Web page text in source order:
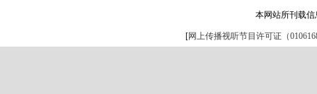
本网站所刊载
[网上传播视听节目许可证（